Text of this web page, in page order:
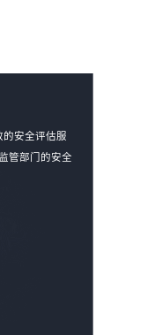
的安全评估服
管部门的安全